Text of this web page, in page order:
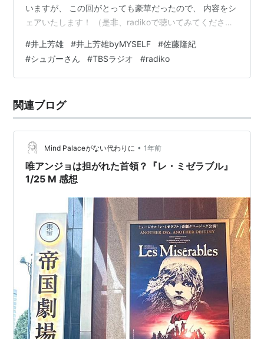
いますが、 この回がとっても豪華だったので、 内容をシ
ェアいたします！ （是非、radikoで聴いてみてくださ
介されています。 ミュージカル界のプリンス井上芳雄が
送るエンタテインメントショー。舞台で鍛えたトークと
生歌、大貫祐一郎によるピアノ生演奏に乗せて今の気持
極上の臨場感で贅沢なひとときを。 この、プライベ…
#井上芳雄 #井上芳雄byMYSELF #佐藤隆紀
#シュガーさん #TBSラジオ #radiko
関連ブログ
Mind Palaceがない代わりに • 1年前
唯アンジョは担がれた首領？『レ・ミゼラブル』
1/25 M 感想